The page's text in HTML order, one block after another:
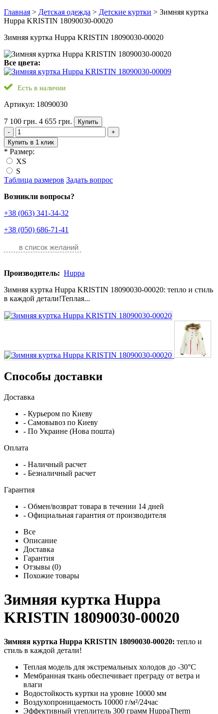
Главная > Детская одежда > Детские куртки > Зимняя куртка
Huppa KRISTIN 18090030-00020
Зимняя куртка Huppa KRISTIN 18090030-00020
Все цвета:
Есть в наличии
Артикул: 18090030
7 100 грн. 4 655 грн.
Купить
-
+
Купить в 1 клик
* Размер:
XS
S
Таблица размеров Задать вопрос
Возникли вопросы?
+38 (063) 341-34-32
+38 (050) 686-71-41
в список желаний
Производитель: Huppa
Зимняя куртка Huppa KRISTIN 18090030-00020: тепло и стиль
в каждой детали!Теплая...
Способы доставки
Доставка
- Курьером по Киеву
- Самовывоз по Киеву
- По Украине (Нова пошта)
Оплата
- Наличный расчет
- Безналичный расчет
Гарантия
- Обмен/возврат товара в течении 14 дней
- Официальная гарантия от производителя
Все
Описание
Доставка
Гарантия
Отзывы (0)
Похожие товары
Зимняя куртка Huppa
KRISTIN 18090030-00020
Зимняя куртка Huppa KRISTIN 18090030-00020: тепло и
стиль в каждой детали!
Теплая модель для экстремальных холодов до -30°C
Мембранная ткань обеспечивает преграду от ветра и
влаги
Водостойкость куртки на уровне 10000 мм
Воздухопроницаемость 10000 г/м²/24час
Эффективный утеплитель 300 грамм HuppaTherm